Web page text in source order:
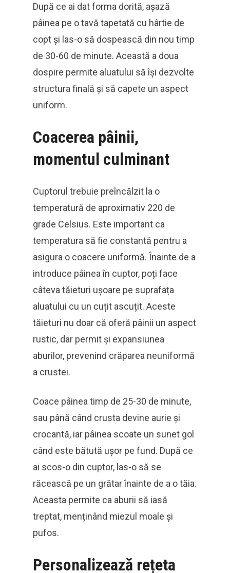
După ce ai dat forma dorită, așază
pâinea pe o tavă tapetată cu hârtie de
copt și las-o să dospească din nou timp
de 30-60 de minute. Această a doua
dospire permite aluatului să își dezvolte
structura finală și să capete un aspect
uniform.
Coacerea pâinii,
momentul culminant
Cuptorul trebuie preîncălzit la o
temperatură de aproximativ 220 de
grade Celsius. Este important ca
temperatura să fie constantă pentru a
asigura o coacere uniformă. Înainte de a
introduce pâinea în cuptor, poți face
câteva tăieturi ușoare pe suprafața
aluatului cu un cuțit ascuțit. Aceste
tăieturi nu doar că oferă pâinii un aspect
rustic, dar permit și expansiunea
aburilor, prevenind crăparea neuniformă
a crustei.
Coace pâinea timp de 25-30 de minute,
sau până când crusta devine aurie și
crocantă, iar pâinea scoate un sunet gol
când este bătută ușor pe fund. După ce
ai scos-o din cuptor, las-o să se
răcească pe un grătar înainte de a o tăia.
Aceasta permite ca aburii să iasă
treptat, menținând miezul moale și
pufos.
Personalizează rețeta